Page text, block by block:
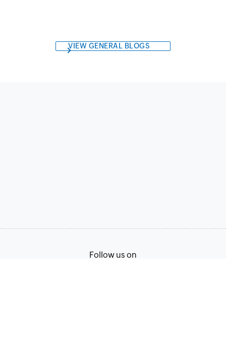
VIEW GENERAL BLOGS
Follow us on